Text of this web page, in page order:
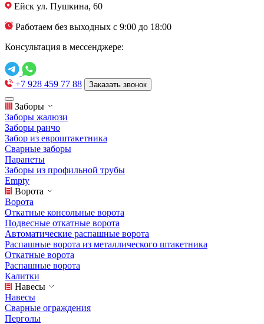
Ейск ул. Пушкина, 60
Работаем без выходных с 9:00 до 18:00
Консультация в мессенджере:
+7 928 459 77 88 Заказать звонок
Заборы
Заборы жалюзи
Заборы ранчо
Забор из евроштакетника
Сварные заборы
Парапеты
Заборы из профильной трубы
Empty
Ворота
Ворота
Откатные консольные ворота
Подвесные откатные ворота
Автоматические распашные ворота
Распашные ворота из металлического штакетника
Откатные ворота
Распашные ворота
Калитки
Навесы
Навесы
Сварные ограждения
Перголы